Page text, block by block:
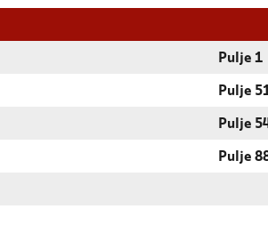
Pulje 1
Pulje
Pulje
Pulje